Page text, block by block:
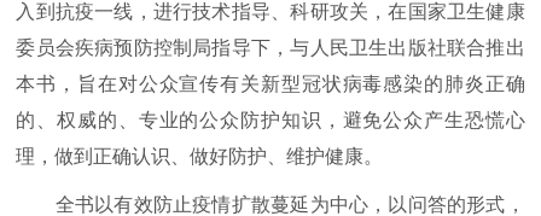
入到抗疫一线，进行技术指导、科研攻关，在国家卫生健康
委员会疾病预防控制局指导下，与人民卫生出版社联合推出
本书，旨在对公众宣传有关新型冠状病毒感染的肺炎正确
的、权威的、专业的公众防护知识，避免公众产生恐慌心
理，做到正确认识、做好防护、维护健康。
全书以有效防止疫情扩散蔓延为中心，以问答的形式，